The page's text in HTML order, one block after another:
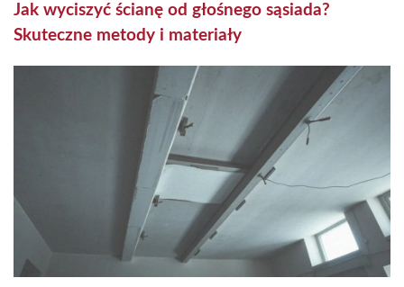
Jak wyciszyć ścianę od głośnego sąsiada?
Skuteczne metody i materiały